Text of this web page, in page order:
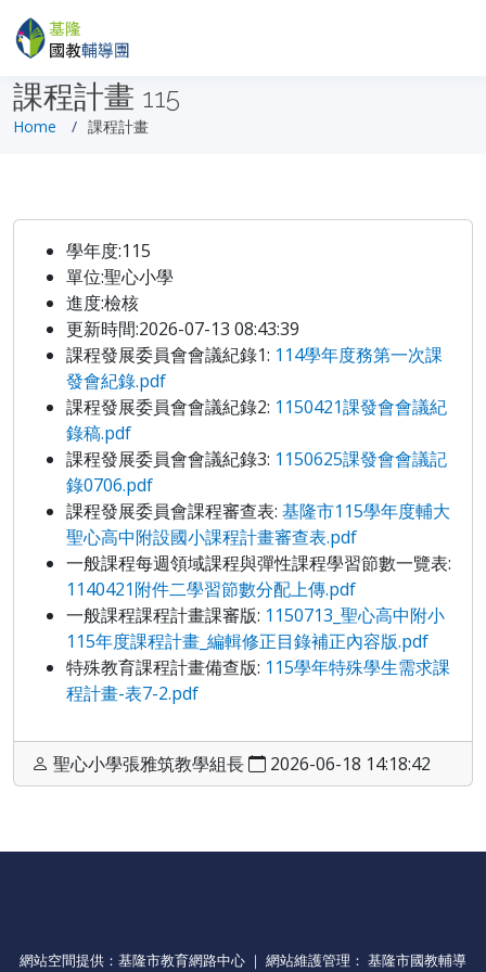
課程計畫 115
Home 課程計畫
學年度:115
單位:聖心小學
進度:檢核
更新時間:2026-07-13 08:43:39
課程發展委員會會議紀錄1: 114學年度務第一次課
發會紀錄.pdf
課程發展委員會會議紀錄2: 1150421課發會會議紀
錄稿.pdf
課程發展委員會會議紀錄3: 1150625課發會會議記
錄0706.pdf
課程發展委員會課程審查表: 基隆市115學年度輔大
聖心高中附設國小課程計畫審查表.pdf
一般課程每週領域課程與彈性課程學習節數一覽表:
1140421附件二學習節數分配上傳.pdf
一般課程課程計畫課審版: 1150713_聖心高中附小
115年度課程計畫_編輯修正目錄補正內容版.pdf
特殊教育課程計畫備查版: 115學年特殊學生需求課
程計畫-表7-2.pdf
聖心小學張雅筑教學組長 2026-06-18 14:18:42
網站空間提供：基隆市教育網路中心 ｜ 網站維護管理： 基隆市國教輔導